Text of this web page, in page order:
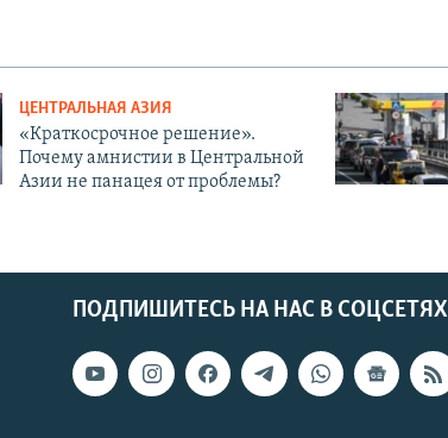
ЦЕНТРАЛЬНАЯ АЗИЯ
«Краткосрочное решение».
Почему амнистии в Центральной
Азии не панацея от проблемы?
ПОДПИШИТЕСЬ НА НАС В СОЦСЕТЯХ